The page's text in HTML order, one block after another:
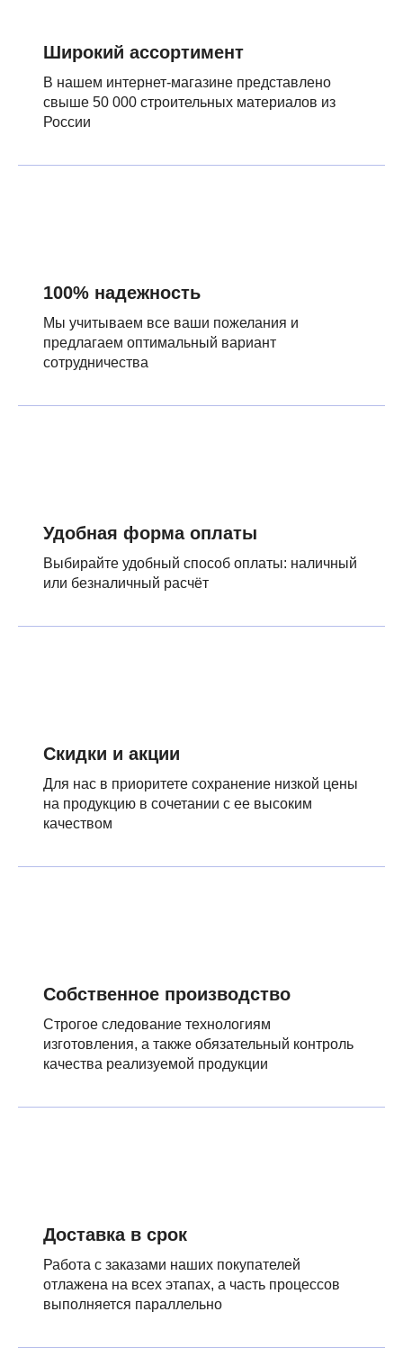
Широкий ассортимент
В нашем интернет-магазине представлено
свыше 50 000 строительных материалов из
России
100% надежность
Мы учитываем все ваши пожелания и
предлагаем оптимальный вариант
сотрудничества
Удобная форма оплаты
Выбирайте удобный способ оплаты: наличный
или безналичный расчёт
Скидки и акции
Для нас в приоритете сохранение низкой цены
на продукцию в сочетании с ее высоким
качеством
Собственное производство
Строгое следование технологиям
изготовления, а также обязательный контроль
качества реализуемой продукции
Доставка в срок
Работа с заказами наших покупателей
отлажена на всех этапах, а часть процессов
выполняется параллельно